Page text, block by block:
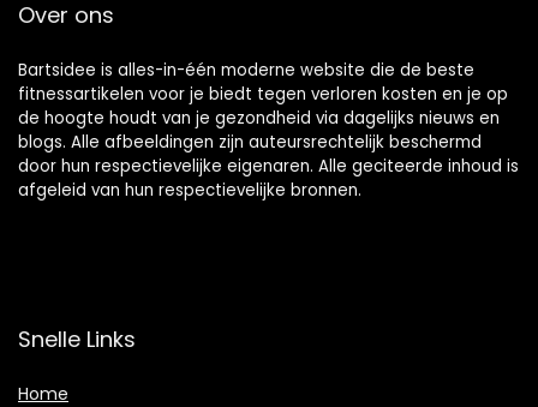
Over ons
Bartsidee is alles-in-één moderne website die de beste
fitnessartikelen voor je biedt tegen verloren kosten en je op
de hoogte houdt van je gezondheid via dagelijks nieuws en
blogs. Alle afbeeldingen zijn auteursrechtelijk beschermd
door hun respectievelijke eigenaren. Alle geciteerde inhoud is
afgeleid van hun respectievelijke bronnen.
Snelle Links
Home